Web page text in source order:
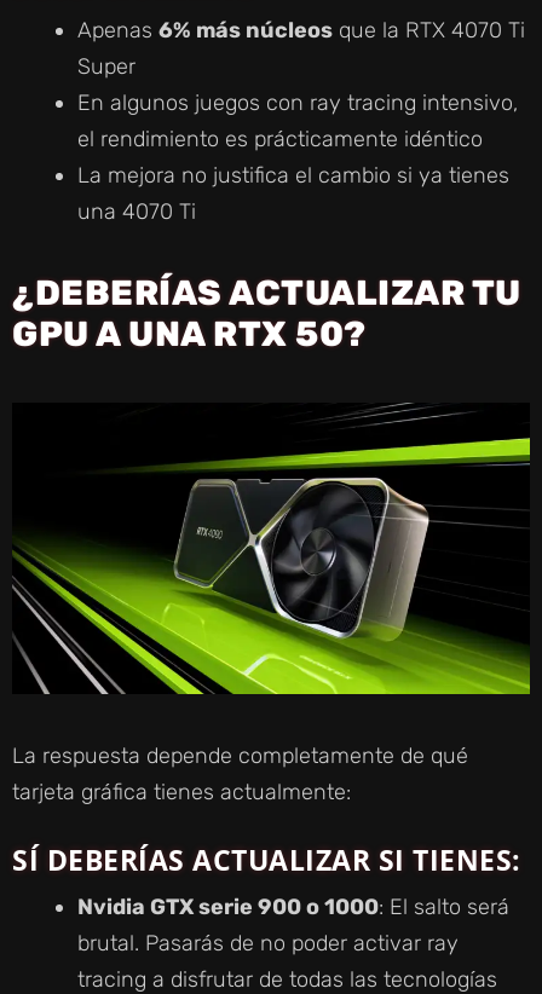
Apenas 6% más núcleos que la RTX 4070 Ti
Super
En algunos juegos con ray tracing intensivo,
el rendimiento es prácticamente idéntico
La mejora no justifica el cambio si ya tienes
una 4070 Ti
¿DEBERÍAS ACTUALIZAR TU
GPU A UNA RTX 50?
La respuesta depende completamente de qué
tarjeta gráfica tienes actualmente:
SÍ DEBERÍAS ACTUALIZAR SI TIENES:
Nvidia GTX serie 900 o 1000: El salto será
brutal. Pasarás de no poder activar ray
tracing a disfrutar de todas las tecnologías